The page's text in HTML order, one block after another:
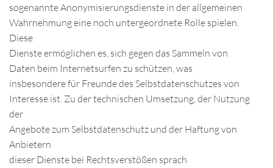
sogenannte Anonymisierungsdienste in der allgemeinen
Wahrnehmung eine noch untergeordnete Rolle spielen.
Diese
Dienste ermöglichen es, sich gegen das Sammeln von
Daten beim Internetsurfen zu schützen, was
insbesondere für Freunde des Selbstdatenschutzes von
Interesse ist. Zu der technischen Umsetzung, der Nutzung
der
Angebote zum Selbstdatenschutz und der Haftung von
Anbietern
dieser Dienste bei Rechtsverstößen sprach